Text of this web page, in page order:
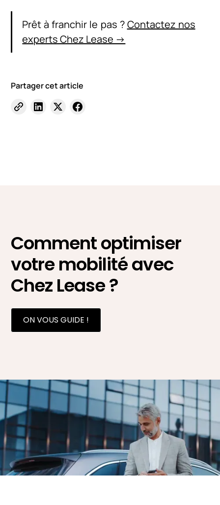
Prêt à franchir le pas ?Contactez nos
experts Chez Lease →
Partager cet article
Comment optimiser
votre mobilité avec
Chez Lease ?
ON VOUS GUIDE !